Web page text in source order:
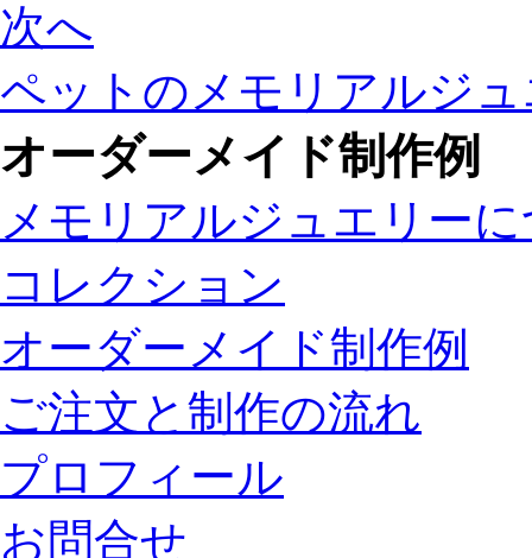
次へ
ペットのメモリアルジ
オーダーメイド制作例
メモリアルジュエリー
コレクション
オーダーメイド制作例
ご注文と制作の流れ
プロフィール
お問合せ